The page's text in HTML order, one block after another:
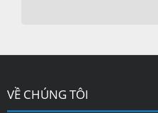
VỀ CHÚNG TÔI